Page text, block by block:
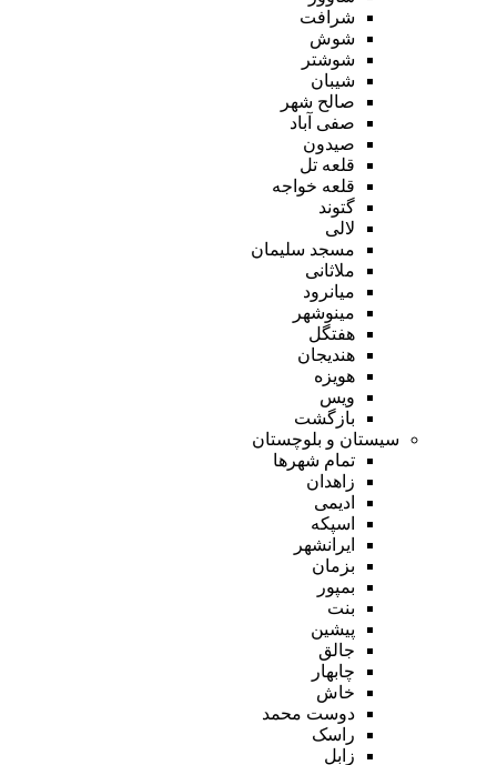
شرافت
شوش
شوشتر
شیبان
صالح شهر
صفی آباد
صیدون
قلعه تل
قلعه خواجه
گتوند
لالی
مسجد سلیمان
ملاثانی
میانرود
مینوشهر
هفتگل
هندیجان
هویزه
ویس
بازگشت
سیستان و بلوچستان
تمام شهر‌ها
زاهدان
ادیمی
اسپکه
ایرانشهر
بزمان
بمپور
بنت
پیشین
جالق
چابهار
خاش
دوست محمد
راسک
زابل